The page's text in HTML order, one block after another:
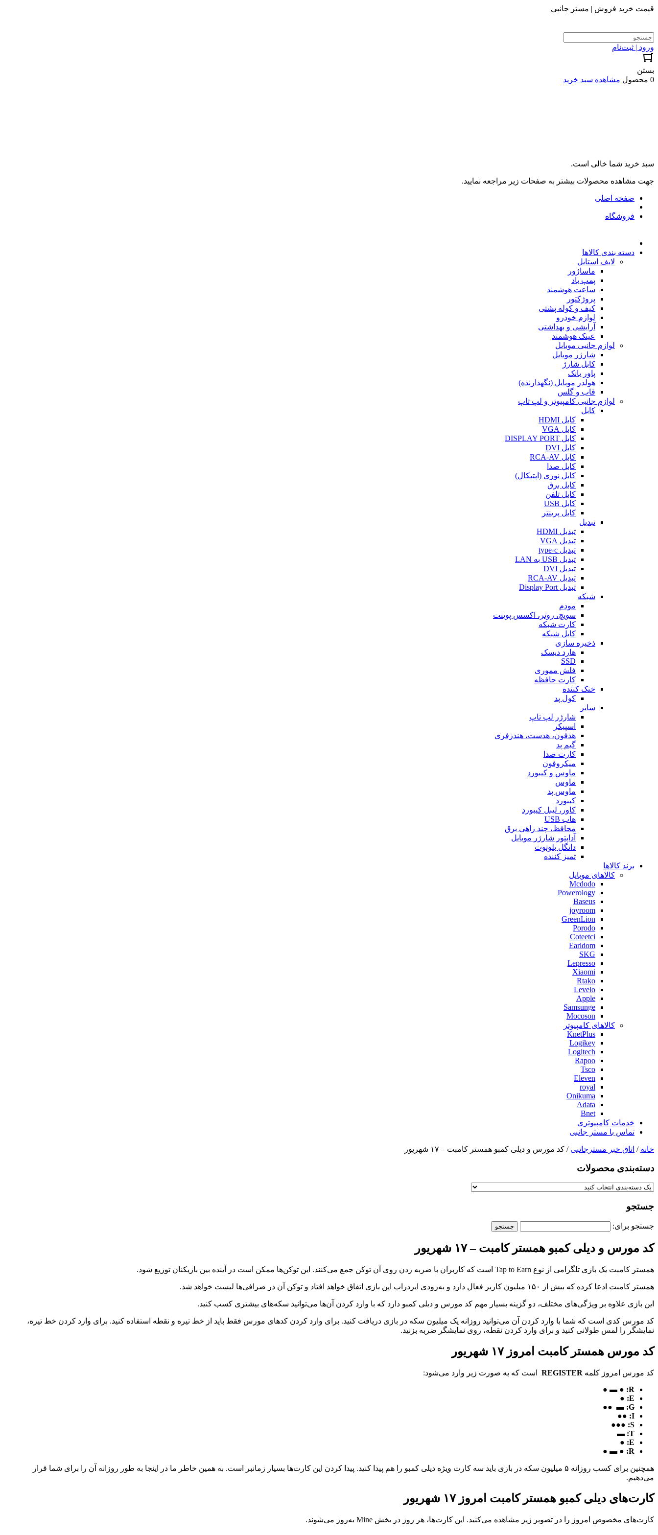
قیمت خرید فروش | مستر جانبی
ورود | ثبت‌نام
بستن
0 محصول
مشاهده سبد خرید
سبد خرید شما خالی است.
جهت مشاهده محصولات بیشتر به صفحات زیر مراجعه نمایید.
صفحه اصلی
فروشگاه
دسته بندی کالاها
لایف استایل
ماساژور
پمپ باد
ساعت هوشمند
پروژکتور
کیف و کوله پشتی
لوازم خودرو
آرایشی و بهداشتی
عینک هوشمند
لوازم جانبی موبایل
شارژر موبایل
کابل شارژ
پاور بانک
هولدر موبایل (نگهدارنده)
قاب و گلس
لوازم جانبی کامپیوتر و لپ تاپ
کابل
کابل HDMI
کابل VGA
کابل DISPLAY PORT
کابل DVI
کابل RCA-AV
کابل صدا
کابل نوری (اپتیکال)
کابل برق
کابل تلفن
کابل USB
کابل پرینتر
تبدیل
تبدیل HDMI
تبدیل VGA
تبدیل type-c
تبدیل USB به LAN
تبدیل DVI
تبدیل RCA-AV
تبدیل Display Port
شبکه
مودم
سویچ، روتر، اکسس پوینت
کارت شبکه
کابل شبکه
ذخیره سازی
هارد دیسک
SSD
فلش مموری
کارت حافظه
خنک کننده
کول پد
سایر
شارژر لپ تاپ
اسپیکر
هدفون، هدست، هندزفری
گیم پد
کارت صدا
میکروفون
ماوس و کیبورد
ماوس
ماوس پد
کیبورد
کاور، لیبل کیبورد
هاب USB
محافظ، چند راهی برق
آداپتور شارژر موبایل
دانگل بلوتوث
تمیز کننده
برند کالاها
کالاهای موبایل
Mcdodo
Powerology
Baseus
joyroom
GreenLion
Porodo
Coteetci
Earldom
SKG
Lepresso
Xiaomi
Rtako
Levelo
Apple
Samsunge
Mocoson
کالاهای کامپیوتر
KnetPlus
Logikey
Logitech
Rapoo
Tsco
Eleven
royal
Onikuma
Adata
Bnet
خدمات کامپیوتری
تماس با مستر جانبی
خانه / اتاق خبر مسترجانبی / کد مورس و دیلی کمبو همستر کامبت – ۱۷ شهریور
دسته‌بندی‌ محصولات
جستجو
جستجو برای:
کد مورس و دیلی کمبو همستر کامبت – ۱۷ شهریور
همستر کامبت یک بازی تلگرامی از نوع Tap to Earn است که کاربران با ضربه زدن روی آن توکن جمع می‌کنند. این توکن‌ها ممکن است در آینده بین بازیکنان توزیع شود.
همستر کامبت ادعا کرده که بیش از ۱۵۰ میلیون کاربر فعال دارد و به‌زودی ایردراپ این بازی اتفاق خواهد افتاد و توکن آن در صرافی‌ها لیست خواهد شد.
این بازی علاوه بر ویژگی‌های مختلف، دو گزینه بسیار مهم کد مورس و دیلی کمبو دارد که با وارد کردن آن‌ها می‌توانید سکه‌های بیشتری کسب کنید.
کد مورس کدی است که شما با وارد کردن آن می‌توانید روزانه یک میلیون سکه‌ در بازی دریافت کنید. برای وارد کردن کدهای مورس فقط باید از خط تیره و نقطه استفاده کنید. برای وارد کردن خط‌ تیره،
نمایشگر را لمس طولانی کنید و برای وارد کردن نقطه، روی نمایشگر ضربه‌ بزنید.
کد مورس همستر کامبت امروز ۱۷ شهریور
کد مورس امروز کلمه REGISTER
است که به صورت زیر وارد می‌شود:
R: ● ▬ ●
E: ●
G: ▬ ●●
I: ●●
S: ●●●
T: ▬
E: ●
R: ● ▬ ●
همچنین برای کسب روزانه ۵ میلیون سکه‌ در بازی باید سه کارت ویژه دیلی کمبو را هم پیدا کنید. پیدا کردن این کارت‌ها بسیار زمانبر است. به همین خاطر ما در اینجا به ‌طور روزانه آن را برای شما قرار
می‌دهیم.
کارت‌های دیلی کمبو همستر کامبت امروز ۱۷ شهریور
کارت‌های مخصوص امروز را در تصویر زیر مشاهده می‌کنید. این کارت‌ها، هر روز در بخش Mine به‌روز می‌شوند.